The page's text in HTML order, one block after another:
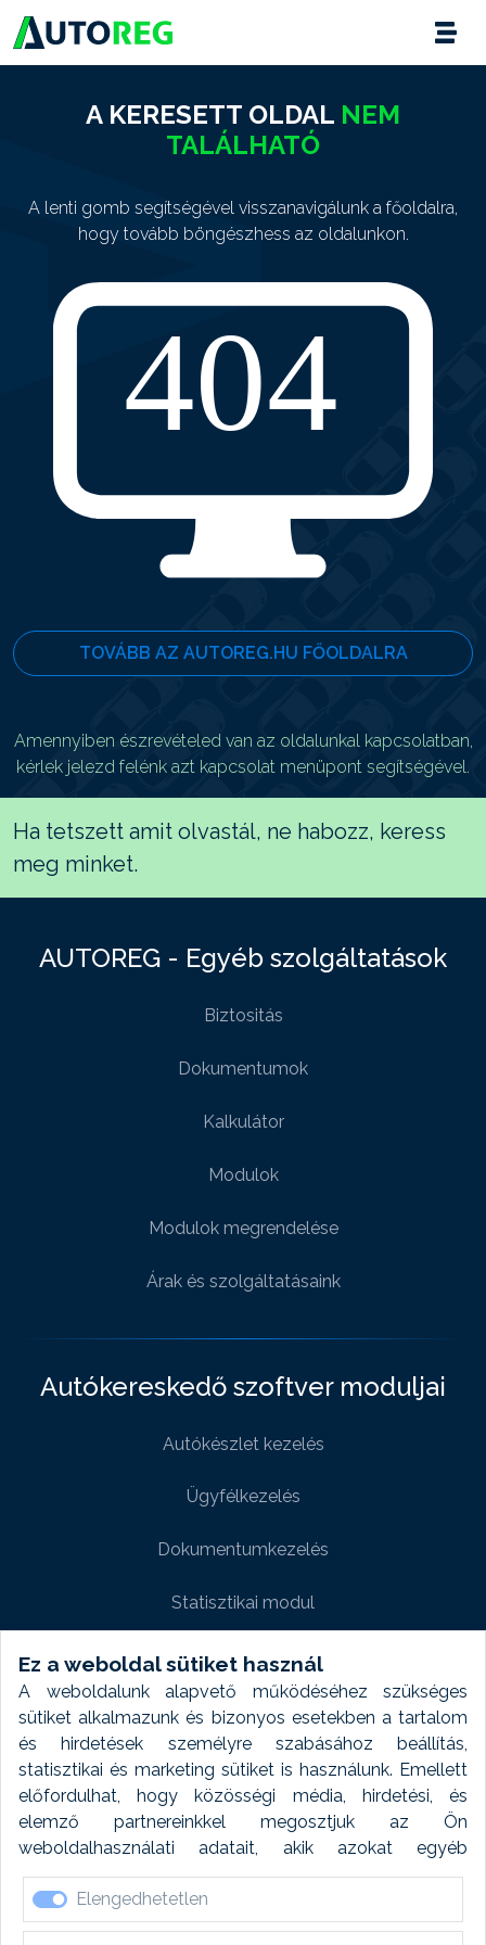
Ez a weboldal sütiket használ
A weboldalunk alapvető működéséhez szükséges
sütiket alkalmazunk és bizonyos esetekben a tartalom
és hirdetések személyre szabásához beállítás,
statisztikai és marketing sütiket is használunk. Emellett
előfordulhat, hogy közösségi média, hirdetési, és
elemző partnereinkkel megosztjuk az Ön
weboldalhasználati adatait, akik azokat egyéb
forrásokból gyűjtött adatokkal kombinálhatják. A sütik
elfogadásával kapcsolatosan naplózást végzünk és
ezen adatokat 6 hónap után automatikusan töröljük. A
Elengedhetetlen
A KERESETT OLDAL NEM
TALÁLHATÓ
A lenti gomb segítségével visszanavigálunk a főoldalra,
hogy tovább böngészhess az oldalunkon.
TOVÁBB AZ AUTOREG.HU FŐOLDALRA
Amennyiben észrevételed van az oldalunkal kapcsolatban,
kérlek jelezd felénk azt kapcsolat menüpont segítségével.
Ha tetszett amit olvastál, ne habozz, keress
meg minket.
AUTOREG - Egyéb szolgáltatások
Biztositás
Dokumentumok
Kalkulátor
Modulok
Modulok megrendelése
Árak és szolgáltatásaink
Autókereskedő szoftver moduljai
Autókészlet kezelés
Ügyfélkezelés
Dokumentumkezelés
Statisztikai modul
Weboldal modul
Fényképtár extra modul
Autómosó modul
Feladatütemezés